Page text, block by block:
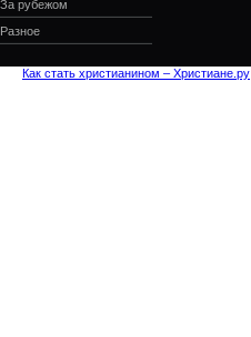
За рубежом
Разное
Как стать христианином – Христиане.ру